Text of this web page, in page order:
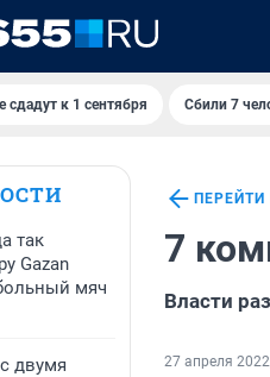
сдадут к 1 сентября Сбили 7
так
Gazan
мяч
двумя
7
Власти
27 апреля